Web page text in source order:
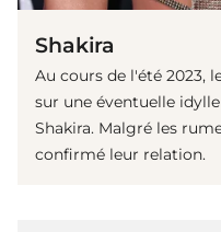
Shakira
Au cours de l'été 2023,
sur une éventuelle
Shakira. Malgré les
confirmé leur relation.